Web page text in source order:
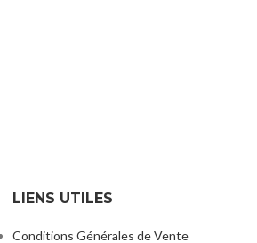
LIENS UTILES
Conditions Générales de Vente